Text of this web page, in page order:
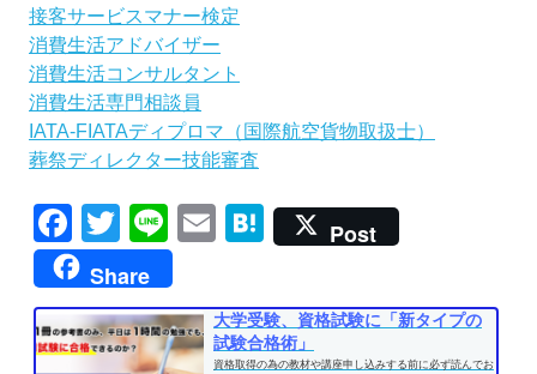
接客サービスマナー検定
消費生活アドバイザー
消費生活コンサルタント
消費生活専門相談員
IATA-FIATAディプロマ（国際航空貨物取扱士）
葬祭ディレクター技能審査
Facebook
TwitterLineEmailHatena
Post
Share
大学受験、資格試験に「新タイプの
試験合格術」
資格取得の為の教材や講座申し込みする前に必ず読んでお